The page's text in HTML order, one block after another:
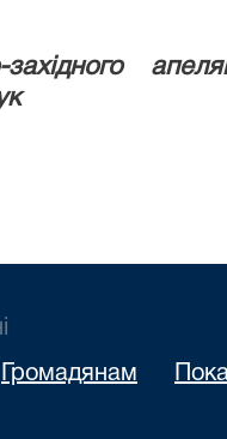
західного
Громадянам